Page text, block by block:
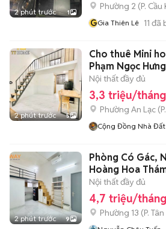
2 phút trước 1
Phường 2 (P. Cầu
GGia Thiên Lê 11 đã
2 phút trước 5
Cho thuê Mini
Phạm Ngọc Hưng
Nội thất đầy đủ
3,3 triệu/tháng
Phường An Lạc (
Cộng Đồng Nhà Đất
2 phút trước 9
Phòng Có Gác,
Hoàng Hoa
tr
Nội thất đầy đủ
4,7 triệu/tháng
Phường 13 (P.